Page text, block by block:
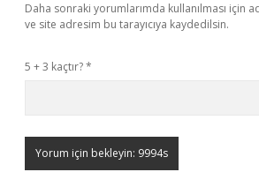
Daha sonraki yorumlarımda kullanılması için
ve site adresim bu tarayıcıya kaydedilsin.
5 + 3 kaçtır?*